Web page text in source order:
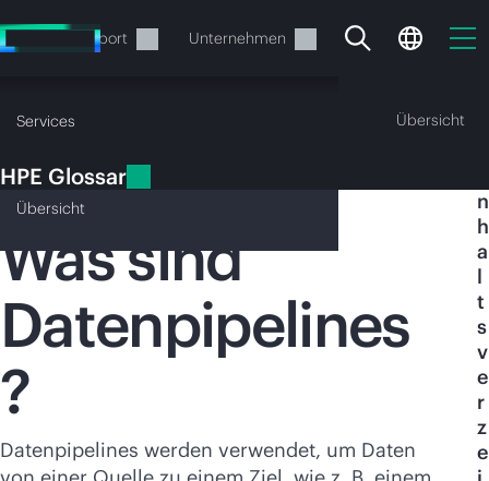
Hauptinhalt
wechseln
Support Unternehmen
Services
Ihr Warenkorb ist aktuell
leer
HPE Glossar Übersicht
Übersicht
HPE Glossar
Datenpipelines
Was sind
Datenpipelines
?
Datenpipelines werden verwendet, um Daten
n
h
a
l
t
s
v
e
r
z
e